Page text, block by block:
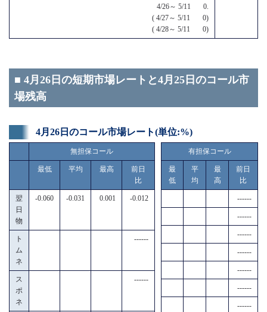
4/26～ 5/11 0.
( 4/27～ 5/11 0)
( 4/28～ 5/11 0)
■ 4月26日の短期市場レートと4月25日のコール市
場残高
4月26日のコール市場レート(単位:%)
無担保コール
最低 平均 最高
前日
比
翌
日
物
-0.060 -0.031 0.001 -0.012
ト
ム
ネ
------
ス
ポ
ネ
------
有担保コール
最
低
平
均
最
高
前日
比
------
------
------
------
------
------
------